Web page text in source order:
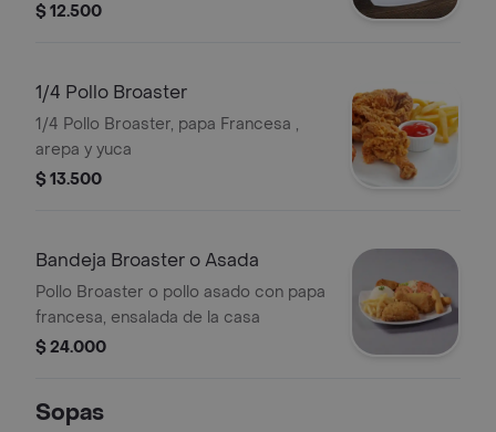
$ 12.500
1/4 Pollo Broaster
1/4 Pollo Broaster, papa Francesa ,
arepa y yuca
$ 13.500
Bandeja Broaster o Asada
Pollo Broaster o pollo asado con papa
francesa, ensalada de la casa
$ 24.000
Sopas